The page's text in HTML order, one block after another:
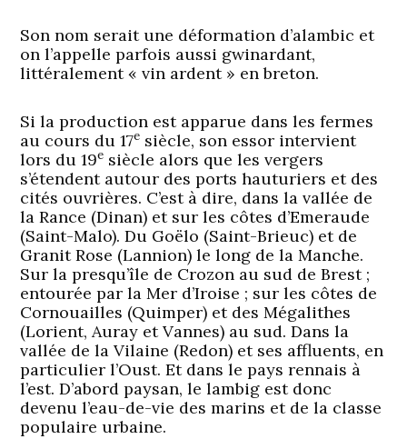
Son nom serait une déformation d’alambic et
on l’appelle parfois aussi gwinardant,
littéralement « vin ardent » en breton.
Si la production est apparue dans les fermes
au cours du 17e siècle, son essor intervient
lors du 19e siècle alors que les vergers
s’étendent autour des ports hauturiers et des
cités ouvrières. C’est à dire, dans la vallée de
la Rance (Dinan) et sur les côtes d’Emeraude
(Saint-Malo). Du Goëlo (Saint-Brieuc) et de
Granit Rose (Lannion) le long de la Manche.
Sur la presqu’île de Crozon au sud de Brest ;
entourée par la Mer d’Iroise ; sur les côtes de
Cornouailles (Quimper) et des Mégalithes
(Lorient, Auray et Vannes) au sud. Dans la
vallée de la Vilaine (Redon) et ses affluents, en
particulier l’Oust. Et dans le pays rennais à
l’est. D’abord paysan, le lambig est donc
devenu l’eau-de-vie des marins et de la classe
populaire urbaine.